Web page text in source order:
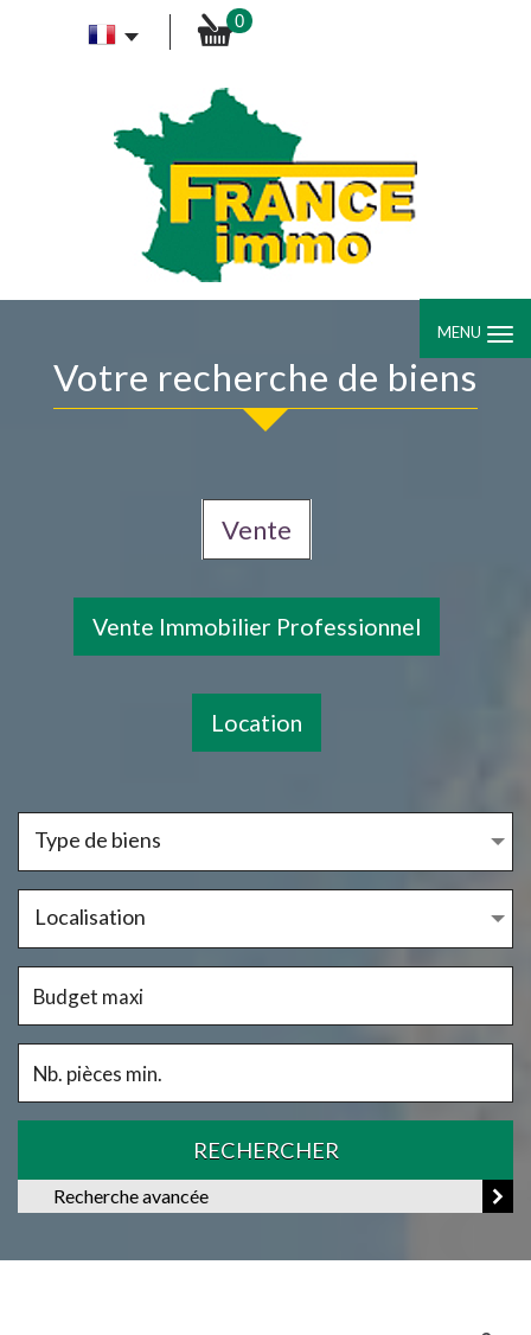
0
MENU
votre recherche de biens
Vente
Vente Immobilier Professionnel
Location
Type de biens
Localisation
RECHERCHER
Recherche avancée